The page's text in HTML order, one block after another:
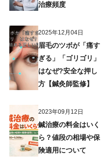
治療頻度
2025年12月04日
眉毛のツボが「痛す
ぎる」「ゴリゴリ」
はなぜ?安全な押し
方【鍼灸師監修】
2023年09月12日
鍼治療の料金はいく
ら？値段の相場や保
険適用について